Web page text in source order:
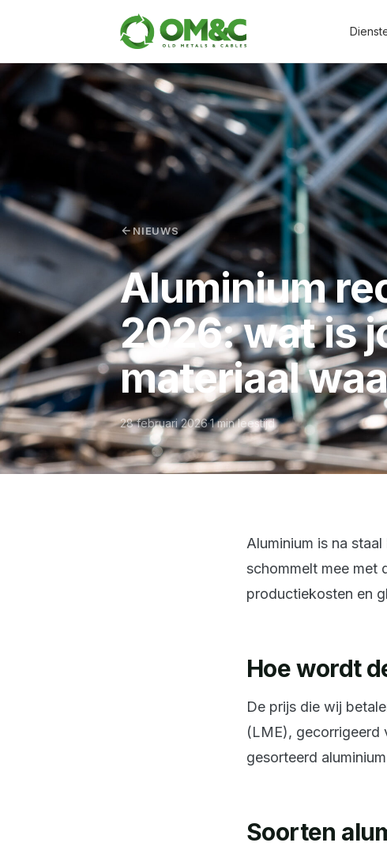
NIEUWS
Aluminium
2026: wat is
materiaal
28 februari 2026·1 min leestijd
Aluminium is na
schommelt mee met
productiekosten en
Hoe wordt
De prijs die wij
(LME), gecorrigeerd
gesorteerd
Soorten